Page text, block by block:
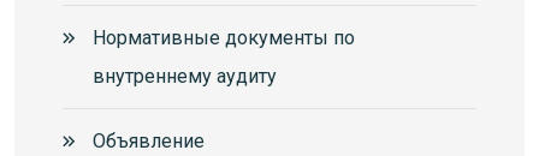
Нормативные документы по
внутреннему аудиту
Объявление